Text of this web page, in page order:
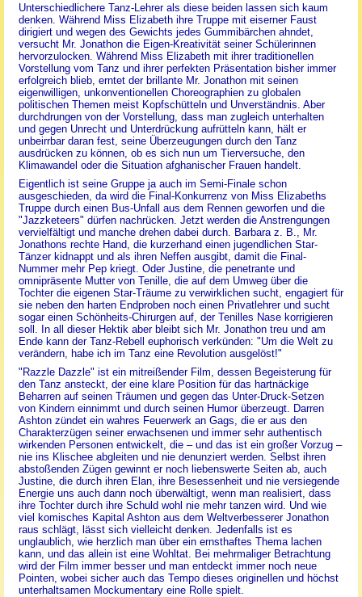
Unterschiedlichere Tanz-Lehrer als diese beiden lassen sich kaum
denken. Während Miss Elizabeth ihre Truppe mit eiserner Faust
dirigiert und wegen des Gewichts jedes Gummibärchen ahndet,
versucht Mr. Jonathon die Eigen-Kreativität seiner Schülerinnen
hervorzulocken. Während Miss Elizabeth mit ihrer traditionellen
Vorstellung vom Tanz und ihrer perfekten Präsentation bisher immer
erfolgreich blieb, erntet der brillante Mr. Jonathon mit seinen
eigenwilligen, unkonventionellen Choreographien zu globalen
politischen Themen meist Kopfschütteln und Unverständnis. Aber
durchdrungen von der Vorstellung, dass man zugleich unterhalten
und gegen Unrecht und Unterdrückung aufrütteln kann, hält er
unbeirrbar daran fest, seine Überzeugungen durch den Tanz
ausdrücken zu können, ob es sich nun um Tierversuche, den
Klimawandel oder die Situation afghanischer Frauen handelt.
Eigentlich ist seine Gruppe ja auch im Semi-Finale schon
ausgeschieden, da wird die Final-Konkurrenz von Miss Elizabeths
Truppe durch einen Bus-Unfall aus dem Rennen geworfen und die
"Jazzketeers" dürfen nachrücken. Jetzt werden die Anstrengungen
vervielfältigt und manche drehen dabei durch. Barbara z. B., Mr.
Jonathons rechte Hand, die kurzerhand einen jugendlichen Star-
Tänzer kidnappt und als ihren Neffen ausgibt, damit die Final-
Nummer mehr Pep kriegt. Oder Justine, die penetrante und
omnipräsente Mutter von Tenille, die auf dem Umweg über die
Tochter die eigenen Star-Träume zu verwirklichen sucht, engagiert für
sie neben den harten Endproben noch einen Privatlehrer und sucht
sogar einen Schönheits-Chirurgen auf, der Tenilles Nase korrigieren
soll. In all dieser Hektik aber bleibt sich Mr. Jonathon treu und am
Ende kann der Tanz-Rebell euphorisch verkünden: "Um die Welt zu
verändern, habe ich im Tanz eine Revolution ausgelöst!"
"Razzle Dazzle" ist ein mitreißender Film, dessen Begeisterung für
den Tanz ansteckt, der eine klare Position für das hartnäckige
Beharren auf seinen Träumen und gegen das Unter-Druck-Setzen
von Kindern einnimmt und durch seinen Humor überzeugt. Darren
Ashton zündet ein wahres Feuerwerk an Gags, die er aus den
Charakterzügen seiner erwachsenen und immer sehr authentisch
wirkenden Personen entwickelt, die – und das ist ein großer Vorzug –
nie ins Klischee abgleiten und nie denunziert werden. Selbst ihren
abstoßenden Zügen gewinnt er noch liebenswerte Seiten ab, auch
Justine, die durch ihren Elan, ihre Besessenheit und nie versiegende
Energie uns auch dann noch überwältigt, wenn man realisiert, dass
ihre Tochter durch ihre Schuld wohl nie mehr tanzen wird. Und wie
viel komisches Kapital Ashton aus dem Weltverbesserer Jonathon
raus schlägt, lässt sich vielleicht denken. Jedenfalls ist es
unglaublich, wie herzlich man über ein ernsthaftes Thema lachen
kann, und das allein ist eine Wohltat. Bei mehrmaliger Betrachtung
wird der Film immer besser und man entdeckt immer noch neue
Pointen, wobei sicher auch das Tempo dieses originellen und höchst
unterhaltsamen Mockumentary eine Rolle spielt.